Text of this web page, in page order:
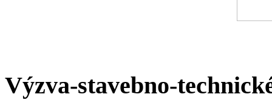
Výzva-stavebno-